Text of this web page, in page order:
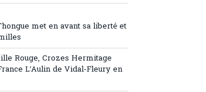
met en avant sa liberté et
Rouge, Crozes Hermitage
L’Aulin de Vidal-Fleury en